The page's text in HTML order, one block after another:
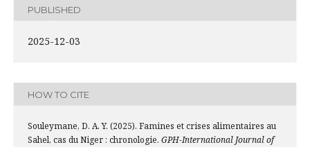
PUBLISHED
2025-12-03
HOW TO CITE
Souleymane, D. A. Y. (2025). Famines et crises alimentaires au
Sahel, cas du Niger : chronologie. GPH-International Journal of